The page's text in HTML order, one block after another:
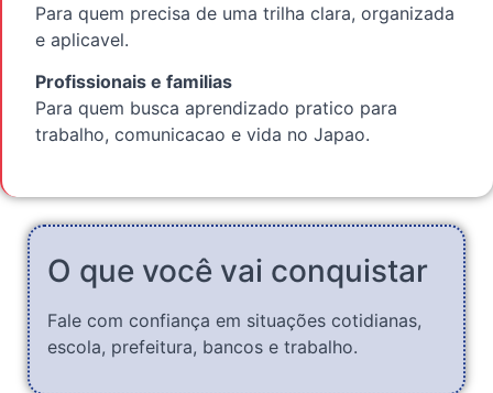
Para quem precisa de uma trilha clara, organizada
e aplicavel.
Profissionais e familias
Para quem busca aprendizado pratico para
trabalho, comunicacao e vida no Japao.
O que você vai conquistar
Fale com confiança em situações cotidianas,
escola, prefeitura, bancos e trabalho.